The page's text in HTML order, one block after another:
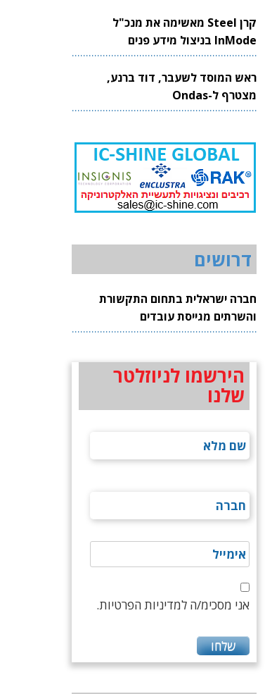
קרן Steel מאשימה את מנכ"ל
InMode בניצול מידע פנים
ראש המוסד לשעבר, דוד ברנע,
מצטרף ל-Ondas
דרושים
חברה ישראלית בתחום התקשורת
והשרתים מגייסת עובדים
הירשמו לניוזלטר
שלנו
אני מסכימ/ה למדיניות הפרטיות.